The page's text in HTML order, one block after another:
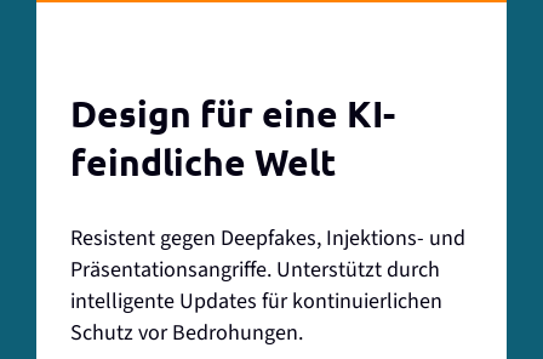
Design für eine KI-
feindliche Welt
Resistent gegen Deepfakes, Injektions- und
Präsentationsangriffe. Unterstützt durch
intelligente Updates für kontinuierlichen
Schutz vor Bedrohungen.